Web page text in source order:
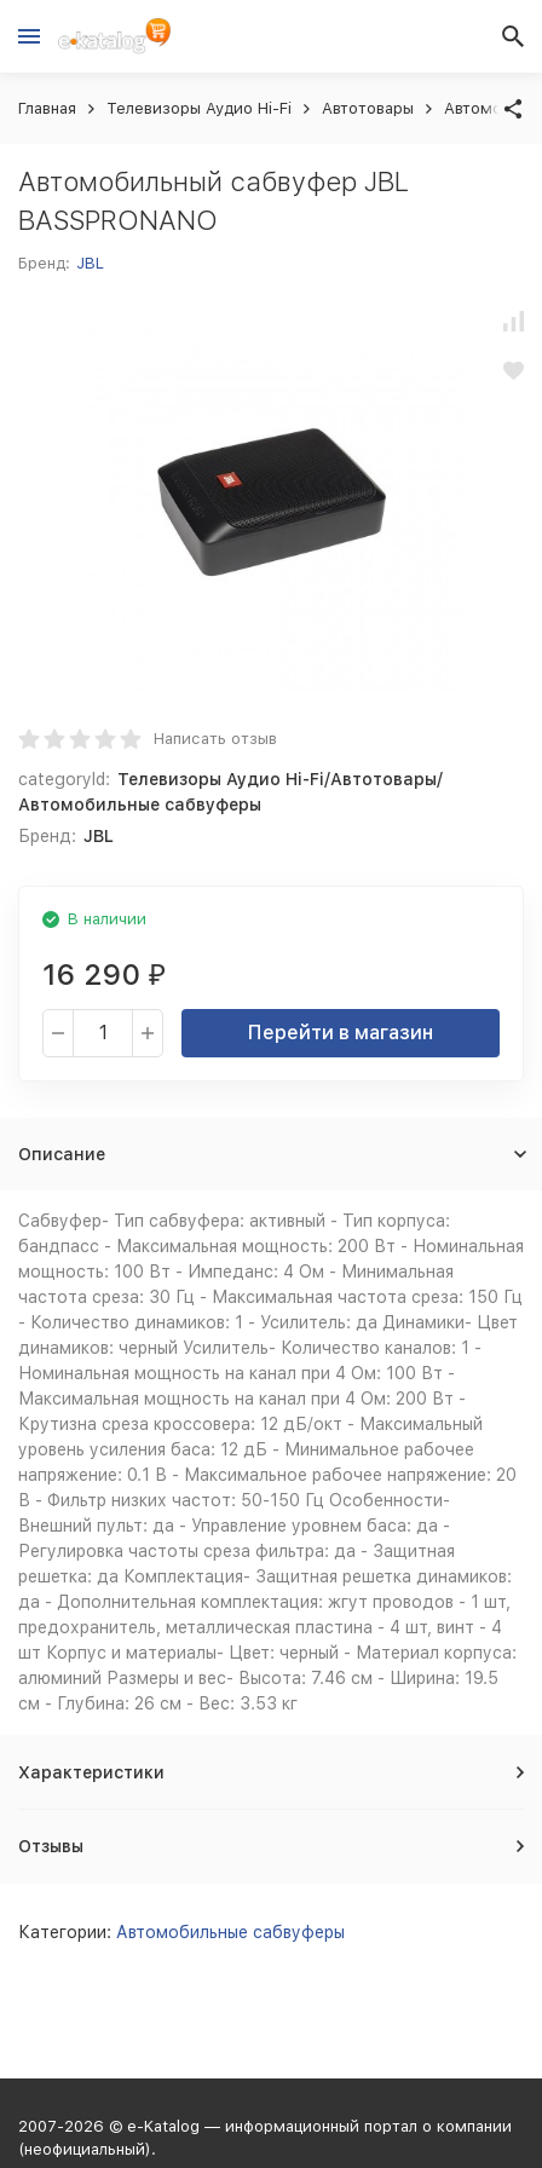
Главная Телевизоры Аудио Hi-Fi Автотовары
Автомобильный сабвуфер JBL
BASSPRONANO
Бренд: JBL
Написать отзыв
categoryId: Телевизоры Аудио Hi-Fi/Автотовары/
Автомобильные сабвуферы
Бренд: JBL
В наличии
16 290 ₽
Перейти в магазин
Описание
Сабвуфер- Тип сабвуфера: активный - Тип корпуса:
бандпасс - Максимальная мощность: 200 Вт - Номинальная
мощность: 100 Вт - Импеданс: 4 Ом - Минимальная
частота среза: 30 Гц - Максимальная частота среза: 150 Гц
- Количество динамиков: 1 - Усилитель: да Динамики- Цвет
динамиков: черный Усилитель- Количество каналов: 1 -
Номинальная мощность на канал при 4 Ом: 100 Вт -
Максимальная мощность на канал при 4 Ом: 200 Вт -
Крутизна среза кроссовера: 12 дБ/окт - Максимальный
уровень усиления баса: 12 дБ - Минимальное рабочее
напряжение: 0.1 В - Максимальное рабочее напряжение: 20
В - Фильтр низких частот: 50-150 Гц Особенности-
Внешний пульт: да - Управление уровнем баса: да -
Регулировка частоты среза фильтра: да - Защитная
решетка: да Комплектация- Защитная решетка динамиков:
да - Дополнительная комплектация: жгут проводов - 1 шт,
предохранитель, металлическая пластина - 4 шт, винт - 4
шт Корпус и материалы- Цвет: черный - Материал корпуса:
алюминий Размеры и вес- Высота: 7.46 см - Ширина: 19.5
см - Глубина: 26 см - Вес: 3.53 кг
Характеристики
Отзывы
Категории: Автомобильные сабвуферы
2007-2026 © e-Katalog — информационный портал о компании
(неофициальный).